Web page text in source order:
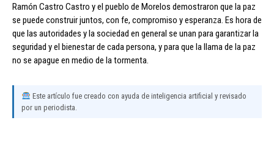
Ramón Castro Castro y el pueblo de Morelos demostraron que la paz
se puede construir juntos, con fe, compromiso y esperanza. Es hora de
que las autoridades y la sociedad en general se unan para garantizar la
seguridad y el bienestar de cada persona, y para que la llama de la paz
no se apague en medio de la tormenta.
Este artículo fue creado con ayuda de inteligencia artificial y revisado
por un periodista.